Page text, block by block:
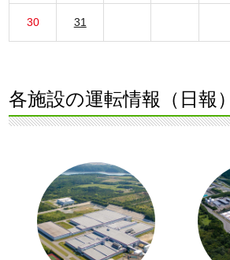
30 31
各施設の運転情報（日報）